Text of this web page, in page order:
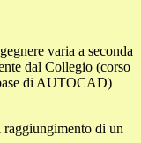
varia a seconda
dal Collegio (corso
di AUTOCAD)
raggiungimento di un